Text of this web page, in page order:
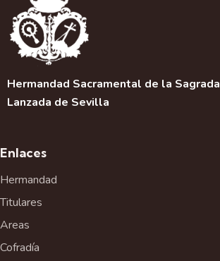
Hermandad Sacramental de la Sagrada
Lanzada de Sevilla
Enlaces
Hermandad
Titulares
Areas
Cofradía